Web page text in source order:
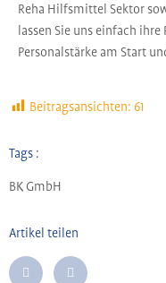
Reha Hilfsmittel Sektor
lassen Sie uns einfach
Personalstärke am Start
Beitragsansichten: 61
Tags :
BK GmbH
Artikel teilen